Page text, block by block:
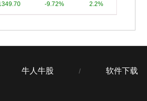
-9.72% 2.2%
牛人牛股 / 软件下载